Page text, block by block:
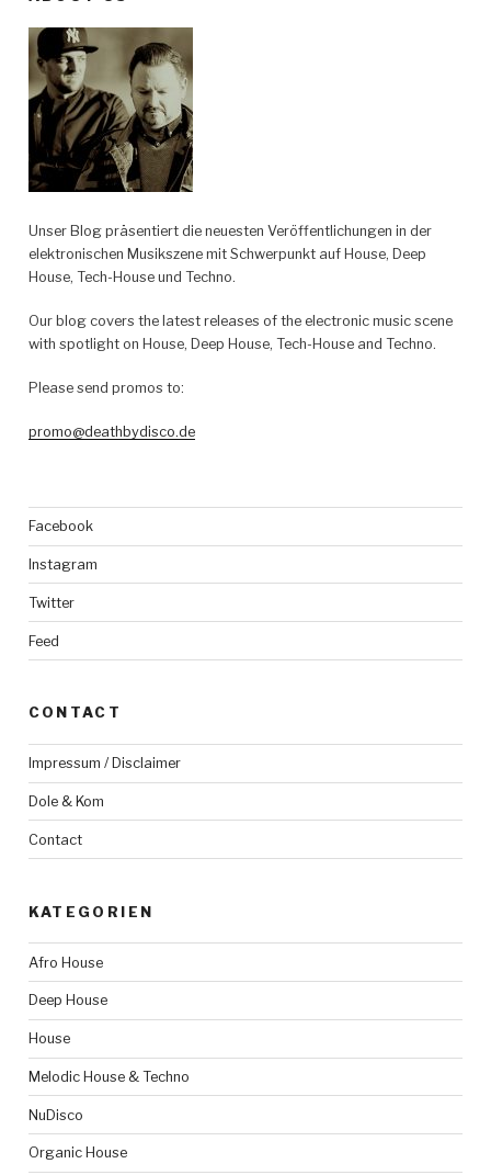
Unser Blog präsentiert die neuesten Veröffentlichungen in der
elektronischen Musikszene mit Schwerpunkt auf House, Deep
House, Tech-House und Techno.
Our blog covers the latest releases of the electronic music scene
with spotlight on House, Deep House, Tech-House and Techno.
Please send promos to:
promo@deathbydisco.de
Facebook
Instagram
Twitter
Feed
CONTACT
Impressum / Disclaimer
Dole & Kom
Contact
KATEGORIEN
Afro House
Deep House
House
Melodic House & Techno
NuDisco
Organic House